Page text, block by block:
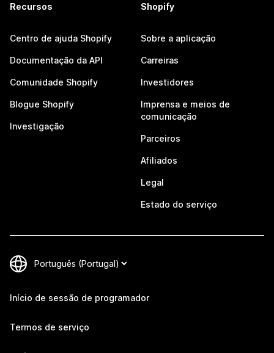
Recursos
Centro de ajuda Shopify
Documentação da API
Comunidade Shopify
Blogue Shopify
Investigação
Shopify
Sobre a aplicação
Carreiras
Investidores
Imprensa e meios de
comunicação
Parceiros
Afiliados
Legal
Estado do serviço
Início de sessão de programador
Termos de serviço